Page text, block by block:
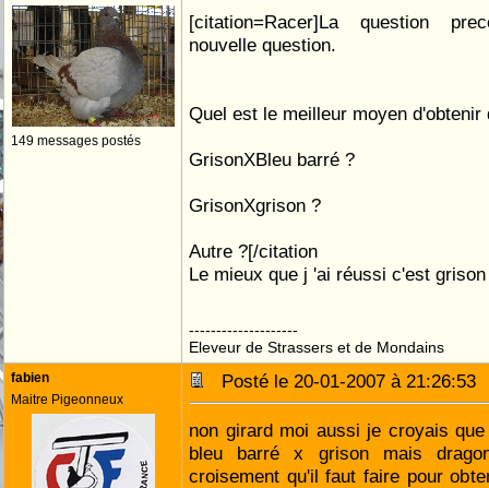
149 messages postés
[citation=Racer]La question
nouvelle question.
Quel est le meilleur moyen d'obtenir
GrisonXBleu barré ?
GrisonXgrison ?
Autre ?[/citation
Le mieux que j 'ai réussi c'est
--------------------
Eleveur de Strassers et de Mondains
fabien
Maitre Pigeonneux
Posté le 20-01-2007 à
non girard moi aussi je croyais
bleu barré x grison mais
croisement qu'il faut faire pour